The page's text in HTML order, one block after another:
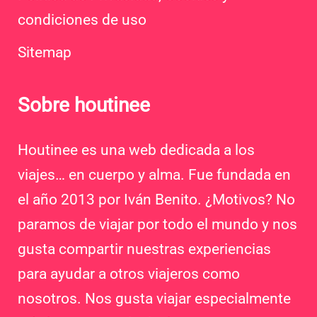
condiciones de uso
Sitemap
Sobre houtinee
Houtinee es una web dedicada a los
viajes… en cuerpo y alma. Fue fundada en
el año 2013 por Iván Benito. ¿Motivos? No
paramos de viajar por todo el mundo y nos
gusta compartir nuestras experiencias
para ayudar a otros viajeros como
nosotros. Nos gusta viajar especialmente